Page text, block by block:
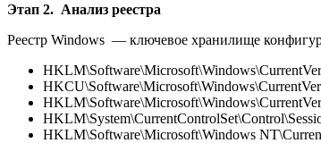
Этап 2. Анализ реестра
Реестр Windows — ключевое хранилище
HKLM\Software\Microsoft\Windows